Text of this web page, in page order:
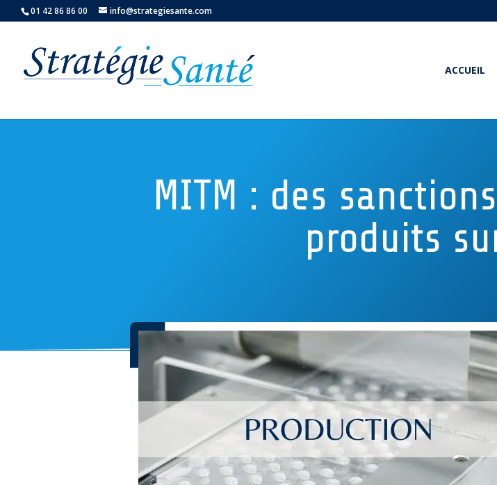
01 42 86 86 00 info@strategiesante.com
ACCUEIL
MITM : des
produits